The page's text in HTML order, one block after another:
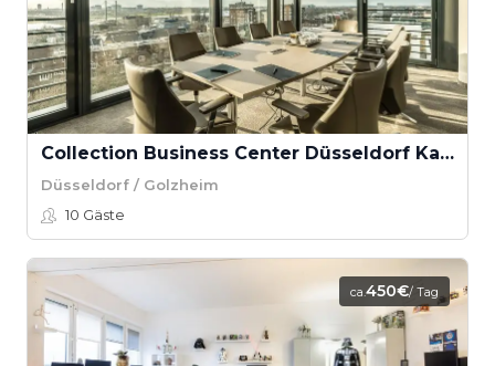
Collection Business Center Düsseldorf Kaiserswerther Strasse - Three George Konferenzraum
Düsseldorf / Golzheim
10 Gäste
ca.450€/ Tag